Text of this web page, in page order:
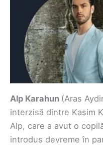
Alp Karahun (Aras
interzisă dintre Kasim
Alp, care a avut o
introdus devreme în